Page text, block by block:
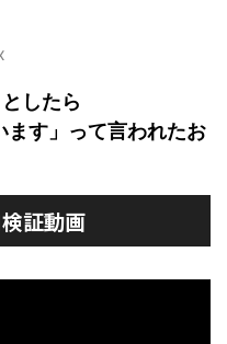
したら
ます」って言われたお
証動画